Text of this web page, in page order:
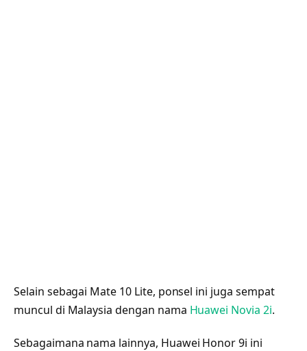
Selain sebagai Mate 10 Lite, ponsel ini juga sempat
muncul di Malaysia dengan nama Huawei Novia 2i.
Sebagaimana nama lainnya, Huawei Honor 9i ini